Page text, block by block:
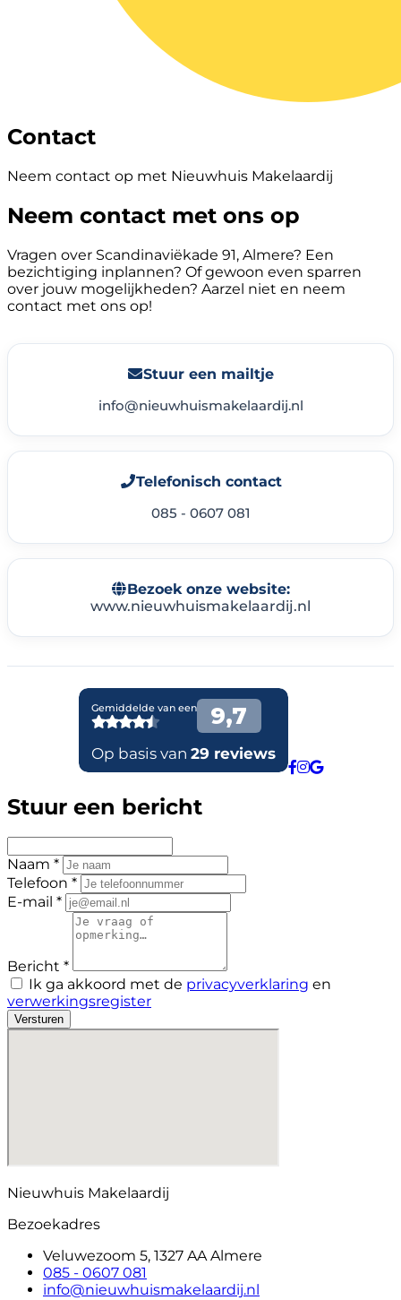
Contact
Neem contact op met Nieuwhuis Makelaardij
Neem contact met ons op
Vragen over Scandinaviëkade 91, Almere? Een
bezichtiging inplannen? Of gewoon even sparren
over jouw mogelijkheden? Aarzel niet en neem
contact met ons op!
Stuur een mailtje
info@nieuwhuismakelaardij.nl
Telefonisch contact
085 - 0607 081
Bezoek onze website:
www.nieuwhuismakelaardij.nl
Stuur een bericht
Naam *
Telefoon *
E-mail *
Bericht *
Ik ga akkoord met de privacyverklaring en
verwerkingsregister
Versturen
Nieuwhuis Makelaardij
Bezoekadres
Veluwezoom 5, 1327 AA Almere
085 - 0607 081
info@nieuwhuismakelaardij.nl